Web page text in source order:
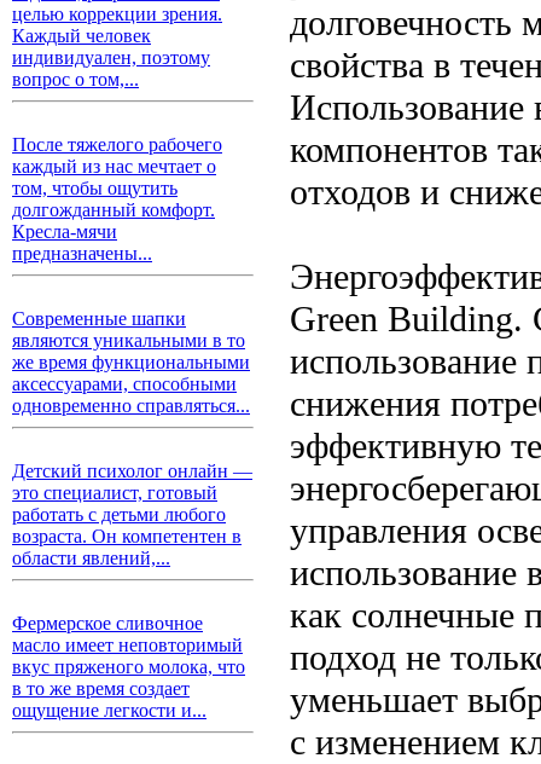
целью коррекции зрения.
Каждый человек
индивидуален, поэтому
вопрос о том,...
После тяжелого рабочего
каждый из нас мечтает о
том, чтобы ощутить
долгожданный комфорт.
Кресла-мячи
предназначены...
Современные шапки
являются уникальными в то
же время функциональными
аксессуарами, способными
одновременно справляться...
Детский психолог онлайн —
это специалист, готовый
работать с детьми любого
возраста. Он компетентен в
области явлений,...
Фермерское сливочное
масло имеет неповторимый
вкус пряженого молока, что
в то же время создает
ощущение легкости и...
долговечность
свойства в
Использование
компонентов
отходов и
Green Building.
использование
снижения
эффективную
управления
использование
как солнечные
подход не
уменьшает
с изменением